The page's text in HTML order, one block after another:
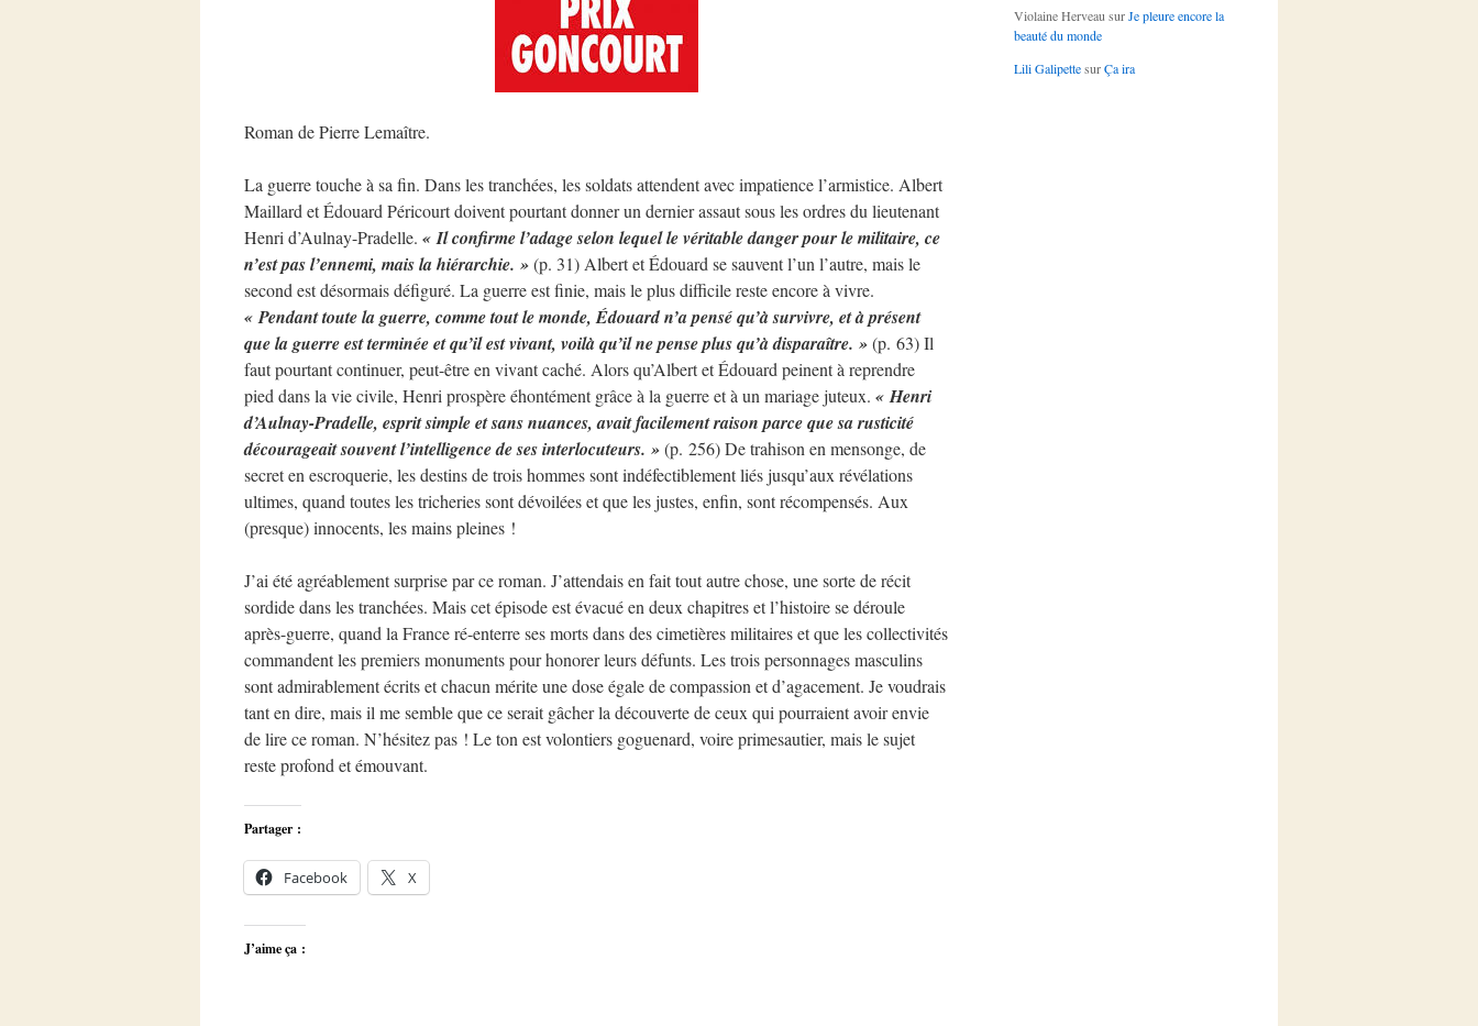
Roman de Pierre Lemaître.
La guerre touche à sa fin. Dans les tranchées, les soldats attendent avec impatience l’armistice. Albert
Maillard et Édouard Péricourt doivent pourtant donner un dernier assaut sous les ordres du lieutenant
Henri d’Aulnay-Pradelle. « Il confirme l’adage selon lequel le véritable danger pour le militaire, ce
n’est pas l’ennemi, mais la hiérarchie. »(p. 31) Albert et Édouard se sauvent l’un l’autre, mais le
second est désormais défiguré. La guerre est finie, mais le plus difficile reste encore à vivre.
« Pendant toute la guerre, comme tout le monde, Édouard n’a pensé qu’à survivre, et à présent
que la guerre est terminée et qu’il est vivant, voilà qu’il ne pense plus qu’à disparaître. »(p. 63) Il
faut pourtant continuer, peut-être en vivant caché. Alors qu’Albert et Édouard peinent à reprendre
pied dans la vie civile, Henri prospère éhontément grâce à la guerre et à un mariage juteux. « Henri
d’Aulnay-Pradelle, esprit simple et sans nuances, avait facilement raison parce que sa rusticité
décourageait souvent l’intelligence de ses interlocuteurs. »(p. 256) De trahison en mensonge, de
secret en escroquerie, les destins de trois hommes sont indéfectiblement liés jusqu’aux révélations
ultimes, quand toutes les tricheries sont dévoilées et que les justes, enfin, sont récompensés. Aux
(presque) innocents, les mains pleines !
J’ai été agréablement surprise par ce roman. J’attendais en fait tout autre chose, une sorte de récit
sordide dans les tranchées. Mais cet épisode est évacué en deux chapitres et l’histoire se déroule
après-guerre, quand la France ré-enterre ses morts dans des cimetières militaires et que les collectivités
commandent les premiers monuments pour honorer leurs défunts. Les trois personnages masculins
sont admirablement écrits et chacun mérite une dose égale de compassion et d’agacement. Je voudrais
tant en dire, mais il me semble que ce serait gâcher la découverte de ceux qui pourraient avoir envie
de lire ce roman. N’hésitez pas ! Le ton est volontiers goguenard, voire primesautier, mais le sujet
reste profond et émouvant.
Partager :
Facebook X
J’aime ça :
Violaine Herveau surJe pleure encore la
beauté du monde
Lili GalipettesurÇa ira